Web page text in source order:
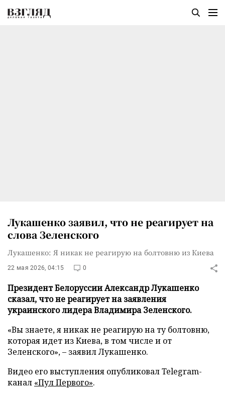
Лукашенко заявил, что не реагирует на
слова Зеленского
Лукашенко: Я никак не реагирую на болтовню из Киева
22 мая 2026, 04:15 0
Президент Белоруссии Александр Лукашенко
сказал, что не реагирует на заявления
украинского лидера Владимира Зеленского.
«Вы знаете, я никак не реагирую на ту болтовню,
которая идет из Киева, в том числе и от
Зеленского», – заявил Лукашенко.
Видео его выступления опубликовал Telegram-
канал «Пул Первого».